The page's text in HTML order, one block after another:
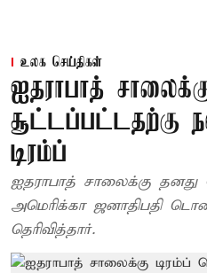
உலக செய்திகள்
ஐதராபாத்
சூட்டப்பட்டதற்கு
டிரம்ப்
ஐதராபாத் சாலைக்கு தனது
அமெரிக்கா ஜனாதிபதி
தெரிவித்தார்.